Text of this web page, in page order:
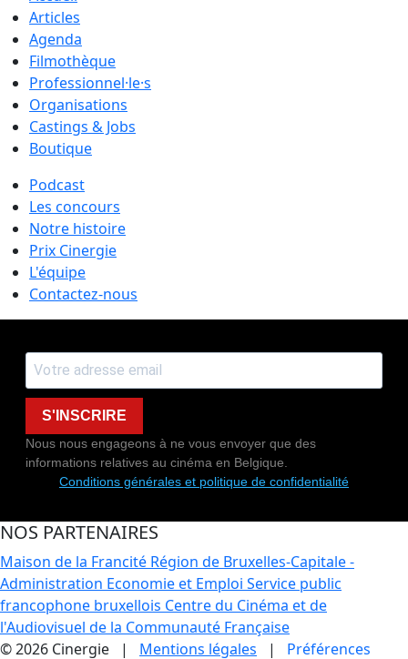
Articles
Agenda
Filmothèque
Professionnel·le·s
Organisations
Castings & Jobs
Boutique
Podcast
Les concours
Notre histoire
Prix Cinergie
L'équipe
Contactez-nous
S'INSCRIRE
Nous nous engageons à ne vous envoyer que des
informations relatives au cinéma en Belgique.
Conditions générales et politique de confidentialité
NOS PARTENAIRES
Maison de la Francité Région de Bruxelles-Capitale -
Administration Economie et Emploi Service public
francophone bruxellois Centre du Cinéma et de
l'Audiovisuel de la Communauté Française
© 2026 Cinergie | Mentions légales | Préférences